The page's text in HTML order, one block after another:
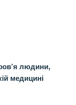
людини,
медицині